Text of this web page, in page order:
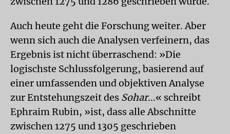
Auch heute geht die Forschung weiter. Aber
wenn sich auch die Analysen verfeinern, das
Ergebnis ist nicht überraschend: »Die
logischste Schlussfolgerung, basierend auf
einer umfassenden und objektiven Analyse
zur Entstehungszeit des Sohar...« schreibt
Ephraim Rubin, »ist, dass alle Abschnitte
zwischen 1275 und 1305 geschrieben